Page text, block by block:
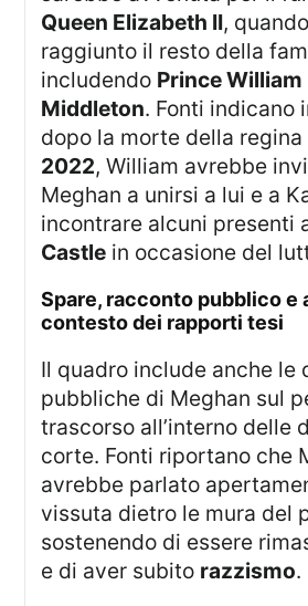
Queen Elizabeth II,
raggiunto il resto della
includendo Prince William
Middleton. Fonti indicano
dopo la morte della
2022, William avrebbe
Meghan a unirsi a lui e a
incontrare alcuni presenti
Castle in occasione del
spare, racconto pubblico e accuse: il
contesto dei rapporti tesi
Il quadro include anche le dichiarazioni
pubbliche di Meghan sul
trascorso all’interno delle
corte. Fonti riportano che
avrebbe parlato
vissuta dietro le mura del
sostenendo di essere
e di aver subito razzismo.